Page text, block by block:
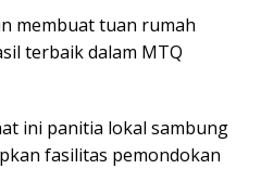
membuat tuan rumah
terbaik dalam MTQ
ini panitia lokal sambung
fasilitas pemondokan